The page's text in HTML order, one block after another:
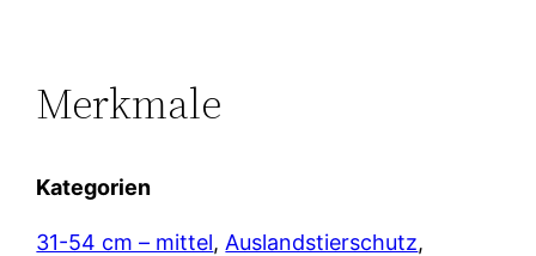
Merkmale
Kategorien
31-54 cm – mittel, Auslandstierschutz